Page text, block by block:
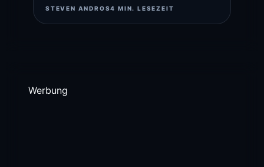
STEVEN ANDROS4 MIN. LESEZEIT
Werbung